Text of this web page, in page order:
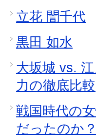
立花 誾千代
黒田 如水
大坂城 vs.
力の徹底比較
戦国時代の
だったのか？